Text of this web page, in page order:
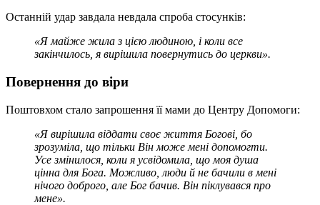
Останній удар завдала невдала спроба стосунків:
«Я майже жила з цією людиною, і коли все
закінчилось, я вирішила повернутись до церкви».
Повернення до віри
Поштовхом стало запрошення її мами до Центру Допомоги:
«Я вирішила віддати своє життя Богові, бо
зрозуміла, що тільки Він може мені допомогти.
Усе змінилося, коли я усвідомила, що моя душа
цінна для Бога. Можливо, люди й не бачили в мені
нічого доброго, але Бог бачив. Він піклувався про
мене».